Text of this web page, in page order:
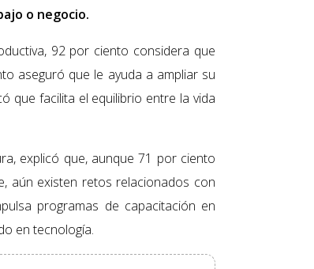
o negocio.
92 por ciento considera que
aseguró que le ayuda a ampliar su
que facilita el equilibrio entre la vida
explicó que, aunque 71 por ciento
aún existen retos relacionados con
programas de capacitación en
en tecnología.